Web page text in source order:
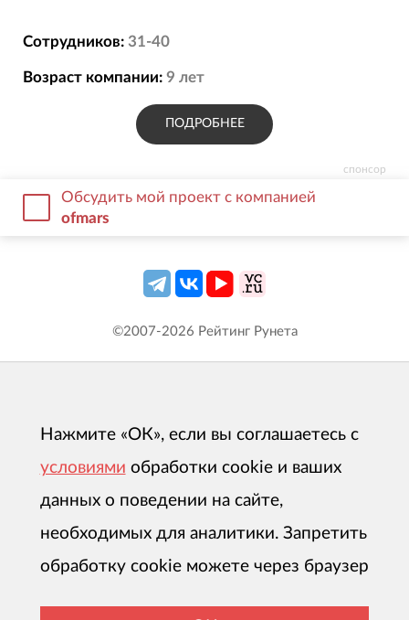
спонсор
Сотрудников: 31-40
Возраст компании: 9 лет
ПОДРОБНЕЕ
Обсудить мой проект с компанией
ofmars
©2007-2026 Рейтинг Рунета
Нажмите «ОК», если вы соглашаетесь с
условиями обработки cookie и ваших
данных о поведении на сайте,
необходимых для аналитики. Запретить
обработку cookie можете через браузер